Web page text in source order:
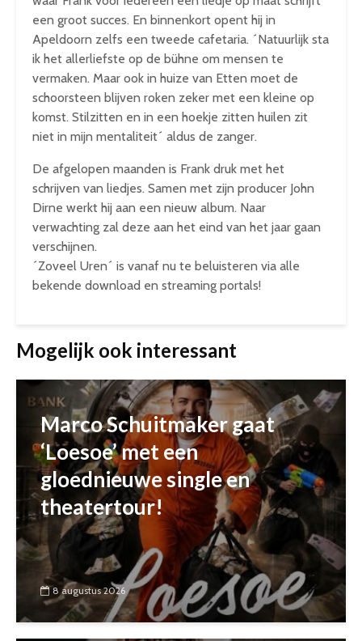
een groot succes. En binnenkort opent hij in
Apeldoorn zelfs een tweede cafetaria. ´Natuurlijk sta
ik het allerliefste op de bühne om mensen te
vermaken. Maar ook in huize van Etten moet de
schoorsteen blijven roken zeker met een kleine op
komst. Stilzitten en in een hoekje zitten huilen zit
niet in mijn mentaliteit´ aldus de zanger.
De afgelopen maanden is Frank druk met het
schrijven van liedjes. Samen met zijn producer John
Dirne werkt hij aan een nieuw album. Naar
verwachting zal deze aan het eind van het jaar gaan
verschijnen.
´Zoveel Uren´ is vanaf nu te beluisteren via alle
bekende download en streaming portals!
Mogelijk ook interessant
Marco Schuitmaker gaat
‘Loesoe’ met een
gloednieuwe single en
theatertour!
8 augustus 2026